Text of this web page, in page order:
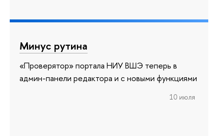
Минус рутина
«Проверятор» портала НИУ ВШЭ теперь в
админ-панели редактора и с новыми функциями
10 июля